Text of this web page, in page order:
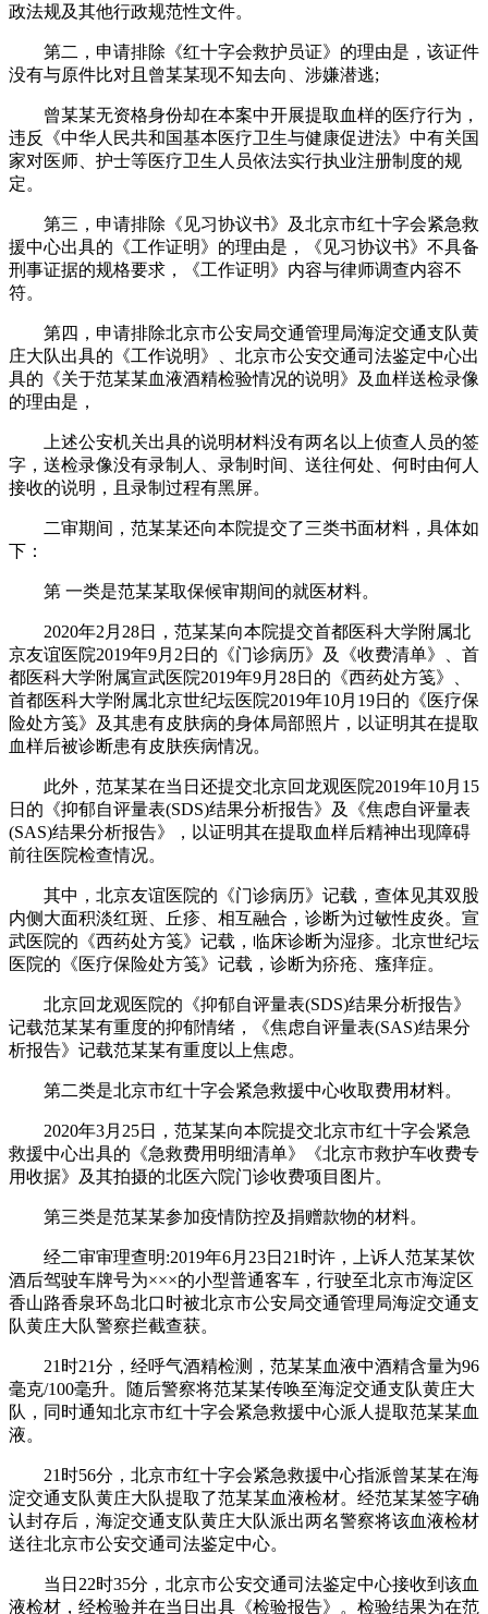
政法规及其他行政规范性文件。
第二，申请排除《红十字会救护员证》的理由是，该证件
没有与原件比对且曾某某现不知去向、涉嫌潜逃;
曾某某无资格身份却在本案中开展提取血样的医疗行为，
违反《中华人民共和国基本医疗卫生与健康促进法》中有关国
家对医师、护士等医疗卫生人员依法实行执业注册制度的规
定。
第三，申请排除《见习协议书》及北京市红十字会紧急救
援中心出具的《工作证明》的理由是，《见习协议书》不具备
刑事证据的规格要求，《工作证明》内容与律师调查内容不
符。
第四，申请排除北京市公安局交通管理局海淀交通支队黄
庄大队出具的《工作说明》、北京市公安交通司法鉴定中心出
具的《关于范某某血液酒精检验情况的说明》及血样送检录像
的理由是，
上述公安机关出具的说明材料没有两名以上侦查人员的签
字，送检录像没有录制人、录制时间、送往何处、何时由何人
接收的说明，且录制过程有黑屏。
二审期间，范某某还向本院提交了三类书面材料，具体如
下：
第 一类是范某某取保候审期间的就医材料。
2020年2月28日，范某某向本院提交首都医科大学附属北
京友谊医院2019年9月2日的《门诊病历》及《收费清单》、首
都医科大学附属宣武医院2019年9月28日的《西药处方笺》、
首都医科大学附属北京世纪坛医院2019年10月19日的《医疗保
险处方笺》及其患有皮肤病的身体局部照片，以证明其在提取
血样后被诊断患有皮肤疾病情况。
此外，范某某在当日还提交北京回龙观医院2019年10月15
日的《抑郁自评量表(SDS)结果分析报告》及《焦虑自评量表
(SAS)结果分析报告》，以证明其在提取血样后精神出现障碍
前往医院检查情况。
其中，北京友谊医院的《门诊病历》记载，查体见其双股
内侧大面积淡红斑、丘疹、相互融合，诊断为过敏性皮炎。宣
武医院的《西药处方笺》记载，临床诊断为湿疹。北京世纪坛
医院的《医疗保险处方笺》记载，诊断为疥疮、瘙痒症。
北京回龙观医院的《抑郁自评量表(SDS)结果分析报告》
记载范某某有重度的抑郁情绪，《焦虑自评量表(SAS)结果分
析报告》记载范某某有重度以上焦虑。
第二类是北京市红十字会紧急救援中心收取费用材料。
2020年3月25日，范某某向本院提交北京市红十字会紧急
救援中心出具的《急救费用明细清单》《北京市救护车收费专
用收据》及其拍摄的北医六院门诊收费项目图片。
第三类是范某某参加疫情防控及捐赠款物的材料。
经二审审理查明:2019年6月23日21时许，上诉人范某某饮
酒后驾驶车牌号为×××的小型普通客车，行驶至北京市海淀区
香山路香泉环岛北口时被北京市公安局交通管理局海淀交通支
队黄庄大队警察拦截查获。
21时21分，经呼气酒精检测，范某某血液中酒精含量为96
毫克/100毫升。随后警察将范某某传唤至海淀交通支队黄庄大
队，同时通知北京市红十字会紧急救援中心派人提取范某某血
液。
21时56分，北京市红十字会紧急救援中心指派曾某某在海
淀交通支队黄庄大队提取了范某某血液检材。经范某某签字确
认封存后，海淀交通支队黄庄大队派出两名警察将该血液检材
送往北京市公安交通司法鉴定中心。
当日22时35分，北京市公安交通司法鉴定中心接收到该血
液检材，经检验并在当日出具《检验报告》。检验结果为在范